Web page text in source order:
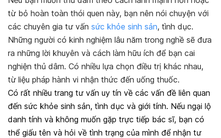
từ bỏ hoàn toàn thói quen này, bạn nên nói chuyện với
các chuyên gia tư vấn sức khỏe sinh sản, tình dục.
Những người có kinh nghiệm lâu năm trong nghề sẽ đưa
ra những lời khuyên và cách làm hữu ích để bạn cai
nghiện thủ dâm. Có nhiều lựa chọn điều trị khác nhau,
từ liệu pháp hành vi nhận thức đến uống thuốc.
Có rất nhiều trang tư vấn uy tín về các vấn đề liên quan
đến sức khỏe sinh sản, tình dục và giới tính. Nếu ngại lộ
danh tính và không muốn gặp trực tiếp bác sĩ, bạn có
thể giấu tên và hỏi về tình trạng của mình để nhận tư